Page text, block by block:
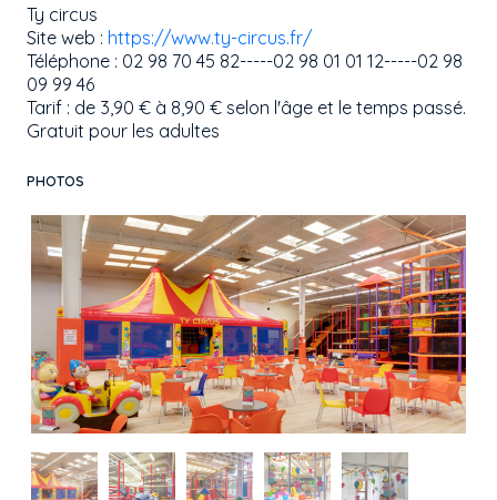
Ty circus
Site web : https://www.ty-circus.fr/
Téléphone : 02 98 70 45 82-----02 98 01 01 12-----02 98
09 99 46
Tarif : de 3,90 € à 8,90 € selon l'âge et le temps passé.
Gratuit pour les adultes
PHOTOS